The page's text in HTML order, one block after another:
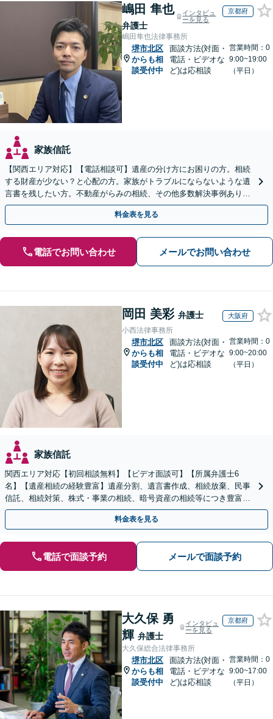
嶋田 隼也
弁護士
インタビュ
ーを見る
京都府
嶋田隼也法律事務所
堺市北区
からも相
談受付中
面談方法(対面・
電話・ビデオな
ど)は応相談
営業時間：0
9:00~19:00
（平日）
家族信託
【関西エリア対応】【電話相談可】遺産の分け方にお困りの方。相続
する財産が少ない？と心配の方。家族がトラブルにならないような遺
言書を残したい方。不動産がらみの相続、その他多数解決事例あり。
親身に対応します【夜間・休日面談】【初回相談無料】
料金表を見る
電話でお問い合わせ メールでお問い合わせ
岡田 美彩 弁護士 大阪府
小西法律事務所
堺市北区
からも相
談受付中
面談方法(対面・
電話・ビデオな
ど)は応相談
営業時間：0
9:00~20:00
（平日）
家族信託
関西エリア対応【初回相談無料】【ビデオ面談可】【所属弁護士6
名】【遺産相続の経験豊富】遺産分割、遺言書作成、相続放棄、民事
信託、相続対策、株式・事業の相続、暗号資産の相続等につき豊富な
対応実績。【バリアフリー】【完全個室対応】
料金表を見る
電話で面談予約 メールで面談予約
大久保 勇
輝 弁護士
インタビュ
ーを見る
京都府
大久保総合法律事務所
堺市北区
からも相
談受付中
面談方法(対面・
電話・ビデオな
ど)は応相談
営業時間：0
9:00~17:00
（平日）